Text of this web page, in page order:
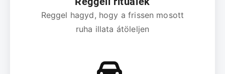
Reggel hagyd, hogy a frissen mosott
ruha illata átöleljen